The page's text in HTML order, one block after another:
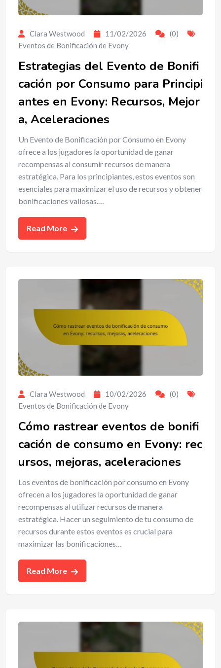
Clara Westwood 11/02/2026
(0)
Eventos de Bonificación de Evony
Estrategias del Evento de Bonifi
cación por Consumo para Principi
antes en Evony: Recursos, Mejor
a, Aceleraciones
Un Evento de Bonificación por Consumo en Evony
ofrece a los jugadores la oportunidad de ganar
recompensas al consumir recursos de manera
estratégica. Para los principiantes, estos eventos son
esenciales para maximizar el uso de recursos y obtener
bonificaciones valiosas.…
Read More
Clara Westwood 10/02/2026
(0)
Eventos de Bonificación de Evony
Cómo rastrear eventos de bonifi
cación de consumo en Evony: rec
ursos, mejoras, aceleraciones
Los eventos de bonificación por consumo en Evony
ofrecen a los jugadores la oportunidad de ganar
recompensas al utilizar recursos de manera
estratégica. Hacer un seguimiento de tu consumo de
recursos durante estos eventos es crucial para
maximizar las bonificaciones…
Read More